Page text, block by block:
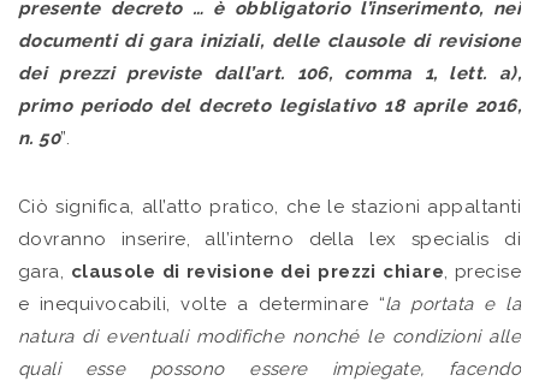
presente decreto … è obbligatorio l’inserimento, nei
documenti di gara iniziali, delle clausole di revisione
dei prezzi previste dall’art. 106, comma 1, lett. a),
primo periodo del decreto legislativo 18 aprile 2016,
n. 50”.
Ciò significa, all’atto pratico, che le stazioni appaltanti
dovranno inserire, all’interno della lex specialis di
gara, clausole di revisione dei prezzi chiare, precise
e inequivocabili, volte a determinare “la portata e la
natura di eventuali modifiche nonché le condizioni alle
quali esse possono essere impiegate, facendo